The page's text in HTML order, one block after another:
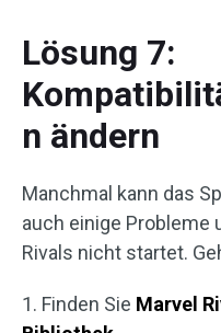
Lösung 7:
n ändern
Manchmal kann das
auch einige Probleme
Rivals nicht startet.
1. Finden Sie Marvel